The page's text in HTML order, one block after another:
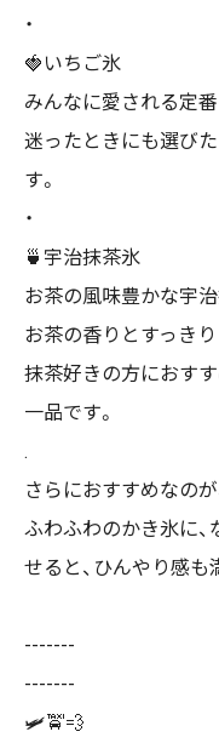
・
🍓いちご氷
みんなに愛される定番
迷ったときにも選び
す。
・
🍵宇治抹茶氷
お茶の風味豊かな宇
お茶の香りとすっき
抹茶好きの方におす
一品です。
.
さらにおすすめなの
ふわふわのかき氷に
せると、ひんやり感
-------
-------
🛩️🚖💨